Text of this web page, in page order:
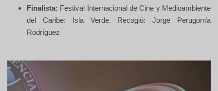
Finalista: Festival Internacional de Cine y Medioambiente
del Caribe: Isla Verde. Recogió: Jorge Perugorría
Rodríguez